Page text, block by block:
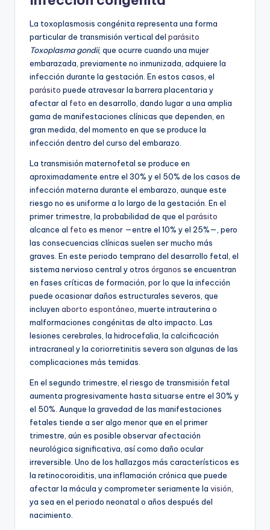
La toxoplasmosis congénita representa una forma
particular de transmisión vertical del parásito
Toxoplasma gondii, que ocurre cuando una mujer
embarazada, previamente no inmunizada, adquiere la
infección durante la gestación. En estos casos, el
parásito puede atravesar la barrera placentaria y
afectar al feto en desarrollo, dando lugar a una amplia
gama de manifestaciones clínicas que dependen, en
gran medida, del momento en que se produce la
infección dentro del curso del embarazo.
La transmisión maternofetal se produce en
aproximadamente entre el 30% y el 50% de los casos de
infección materna durante el embarazo, aunque este
riesgo no es uniforme a lo largo de la gestación. En el
primer trimestre, la probabilidad de que el parásito
alcance al feto es menor —entre el 10% y el 25%—, pero
las consecuencias clínicas suelen ser mucho más
graves. En este periodo temprano del desarrollo fetal, el
sistema nervioso central y otros órganos se encuentran
en fases críticas de formación, por lo que la infección
puede ocasionar daños estructurales severos, que
incluyen aborto espontáneo, muerte intrauterina o
malformaciones congénitas de alto impacto. Las
lesiones cerebrales, la hidrocefalia, la calcificación
intracraneal y la coriorretinitis severa son algunas de las
complicaciones más temidas.
En el segundo trimestre, el riesgo de transmisión fetal
aumenta progresivamente hasta situarse entre el 30% y
el 50%. Aunque la gravedad de las manifestaciones
fetales tiende a ser algo menor que en el primer
trimestre, aún es posible observar afectación
neurológica significativa, así como daño ocular
irreversible. Uno de los hallazgos más característicos es
la retinocoroiditis, una inflamación crónica que puede
afectar la mácula y comprometer seriamente la visión,
ya sea en el periodo neonatal o años después del
nacimiento.